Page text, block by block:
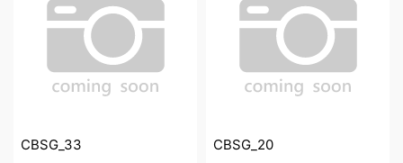
CBSG_33 CBSG_20